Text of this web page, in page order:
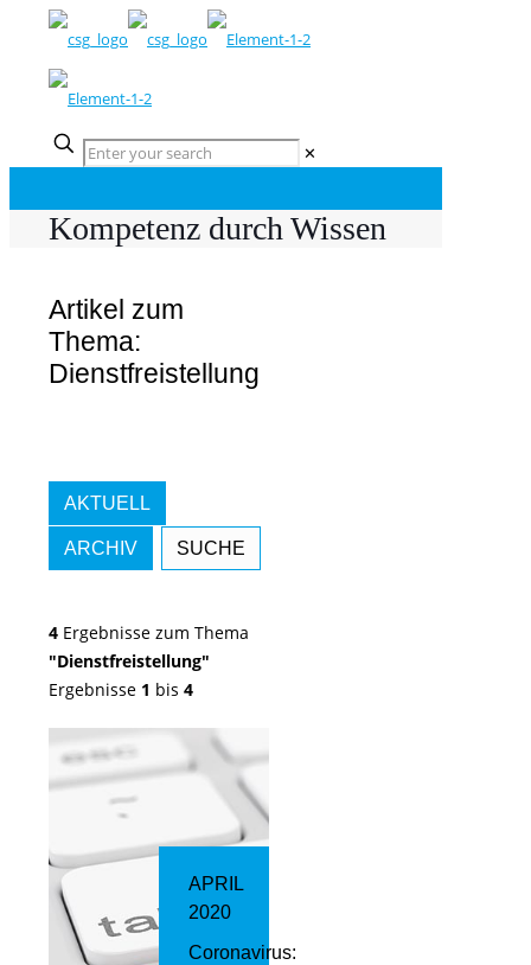
✕
Kompetenz durch Wissen
Artikel zum
Thema:
Dienstfreistellung
AKTUELL
ARCHIV SUCHE
4 Ergebnisse zum Thema
"Dienstfreistellung"
Ergebnisse 1 bis 4
APRIL
2020
Coronavirus: